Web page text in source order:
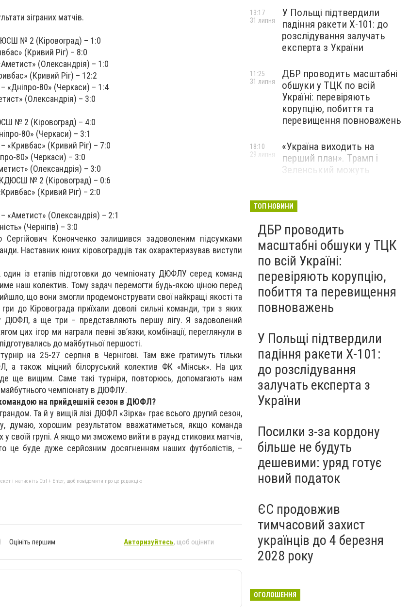
зіграних матчів.
№ 2 (Кіровоград) – 1:0
(Кривий Ріг) – 8:0
(Олександрія) – 1:0
(Кривий Ріг) – 12:2
80» (Черкаси) – 1:4
(Олександрія) – 3:0
№ 2 (Кіровоград) – 4:0
80» (Черкаси) – 3:1
«Кривбас» (Кривий Ріг) – 7:0
80» (Черкаси) – 3:0
(Олександрія) – 3:0
КДЮСШ № 2 (Кіровоград) – 0:6
(Кривий Ріг) – 2:0
(Олександрія) – 2:1
(Чернігів) – 3:0
Кононченко залишився задоволеним підсумками
Наставник юних кіровоградців так охарактеризував виступи
із етапів підготовки до чемпіонату ДЮФЛУ серед команд
наш колектив. Тому задач перемогти будь-якою ціною перед
що вони змогли продемонструвати свої найкращі якості та
до Кіровограда приїхали доволі сильні команди, три з яких
ДЮФЛ, а ще три – представляють першу лігу. Я задоволений
цих ігор ми награли певні зв’язки, комбінації, переглянули в
до майбутньої першості.
на 25-27 серпня в Чернігові. Там вже гратимуть тільки
а також міцний білоруський колектив ФК «Мінськ». На цих
ще вищим. Саме такі турніри, повторюсь, допомагають нам
майбутнього чемпіонату в ДЮФЛУ.
на прийдешній сезон в ДЮФЛ?
Та й у вищій лізі ДЮФЛ «Зірка» грає всього другий сезон,
думаю, хорошим результатом вважатиметься, якщо команда
у своїй групі. А якщо ми зможемо вийти в раунд стикових матчів,
це буде дуже серйозним досягненням наших футболістів, –
і натисніть Ctrl + Enter, щоб повідомити про це редакцію
Оцініть першим Авторизуйтесь, щоб оцінити
У Польщі підтвердили
падіння ракети Х-101: до
розслідування залучать
експерта з України
13:17
31 липня
ДБР проводить масштабні
обшуки у ТЦК по всій
Україні: перевіряють
корупцію, побиття та
перевищення повноважень
11:25
31 липня
«Україна виходить на
перший план». Трамп і
Зеленський можуть
18:10
29 липня
навчання зі зміцнення
доброчесності й
ефективного урядування
29 липня
ТОП НОВИНИ
ДБР проводить
масштабні обшуки у ТЦК
по всій Україні:
перевіряють корупцію,
побиття та перевищення
повноважень
У Польщі підтвердили
падіння ракети Х-101:
до розслідування
залучать експерта з
України
Посилки з-за кордону
більше не будуть
дешевими: уряд готує
новий податок
ЄС продовжив
тимчасовий захист
українців до 4 березня
2028 року
ОГОЛОШЕННЯ